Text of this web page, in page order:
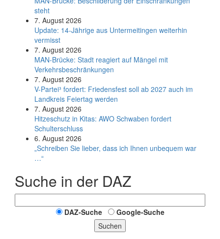
steht
7. August 2026
Update: 14-Jährige aus Untermeitingen weiterhin
vermisst
7. August 2026
MAN-Brücke: Stadt reagiert auf Mängel mit
Verkehrsbeschränkungen
7. August 2026
V-Partei­³ fordert: Friedens­fest soll ab 2027 auch im
Land­kreis Feier­tag werden
7. August 2026
Hitzeschutz in Kitas: AWO Schwaben fordert
Schulterschluss
6. August 2026
„Schreiben Sie lieber, dass ich Ihnen unbequem war
…“
Suche in der DAZ
DAZ-Suche
Google-Suche
Suchen